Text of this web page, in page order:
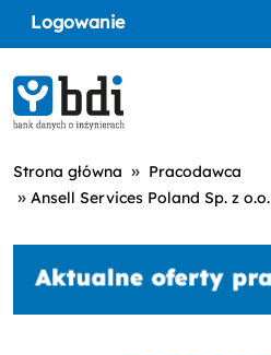
Logowanie
Strona główna » Pracodawca
» Ansell Services Poland Sp. z o.o.